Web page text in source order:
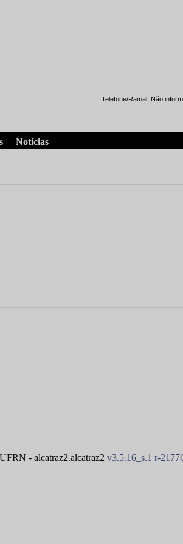
Telefone/Ramal: Não
Notícias
- alcatraz2.alcatraz2 v3.5.16_s.1 r-